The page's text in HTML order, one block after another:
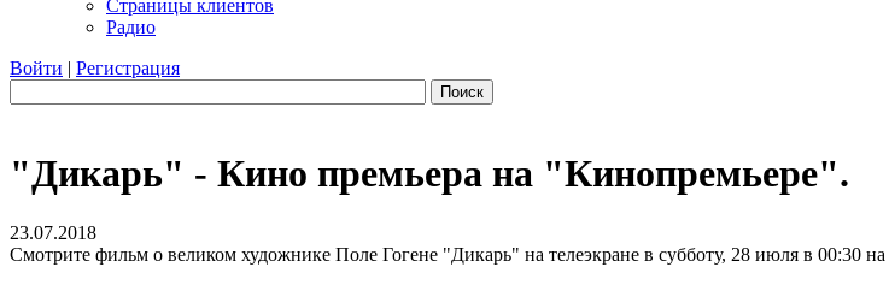
Страницы клиентов
Радио
Войти | Регистрация
Поиск
"Дикарь" - Кино премьера на "Кинопремьере".
23.07.2018
Смотрите фильм о великом художнике Поле Гогене "Дикарь" на телеэкране в субботу, 28 июля в 00:30